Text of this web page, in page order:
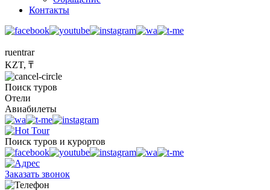
Контакты
ruentrar
KZT, ₸
Поиск туров
Отели
Авиабилеты
Поиск туров и курортов
Заказать звонок